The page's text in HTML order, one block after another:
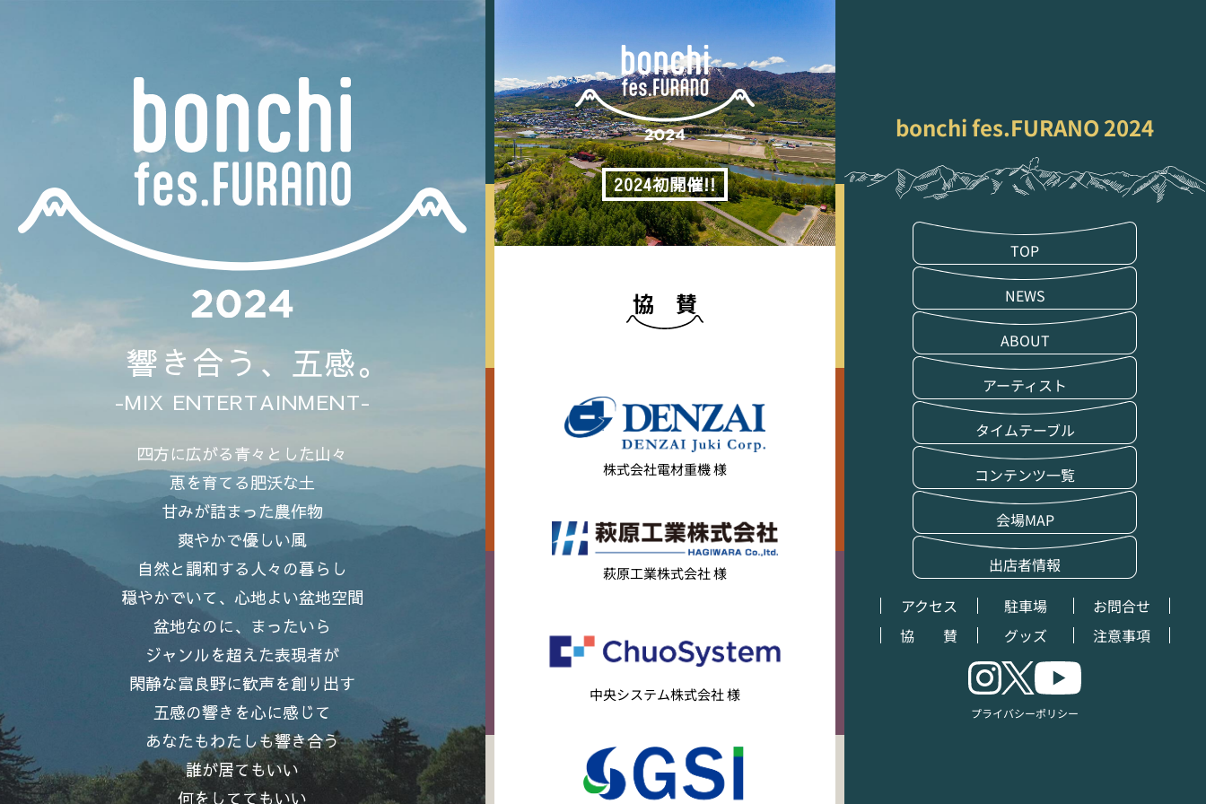
響き合う、五感。
-MIX ENTERTAINMENT-
四方に広がる青々とした山々
恵を育てる肥沃な土
甘みが詰まった農作物
爽やかで優しい風
自然と調和する人々の暮らし
穏やかでいて、心地よい盆地空間
盆地なのに、まったいら
ジャンルを超えた表現者が
閑静な富良野に歓声を創り出す
五感の響きを心に感じて
あなたもわたしも響き合う
誰が居てもいい
何をしててもいい
2024初開催!!
協 賛
株式会社電材重機 様
萩原工業株式会社 様
中央システム株式会社 様
bonchi fes.FURANO 2024
TOP
NEWS
ABOUT
アーティスト
タイムテーブル
コンテンツ一覧
会場MAP
出店者情報
アクセス
駐車場
お問合せ
協 賛
グッズ 注意事項
プライバシーポリシー